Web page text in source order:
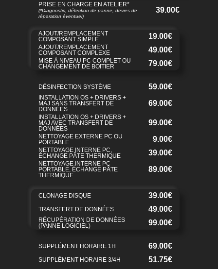
PRISE EN CHARGE EN ATELIER*
(*Diagnostic, détection de panne, devies de
réparation éventuel)
39.00€
AJOUT/REMPLACEMENT
COMPOSANT SIMPLE
19.00€
AJOUT/REMPLACEMENT
COMPOSANT COMPLEXE
49.00€
MISE À NIVEAU PC COMPLET OU
CHANGEMENT DE BOITIER
79.00€
DÉSINFECTION SYSTÈME 59.00€
INSTALLATION OS + DRIVERS +
MAJ SANS TRANSFERT DE
DONNÉES
69.00€
INSTALLATION OS + DRIVERS +
MAJ AVEC TRANSFERT DE
DONNÉES
99.00€
NETTOYAGE EXTERNE PC OU
PORTABLE
9.00€
NETTOYAGE INTERNE PC,
ÉCHANGE PÂTE THERMIQUE
39.00€
NETTOYAGE INTERNE PC
PORTABLE, ÉCHANGE PÂTE
THERMIQUE
89.00€
CLONAGE DISQUE 39.00€
TRANSFERT DE DONNÉES 49.00€
RÉCUPÉRATION DE DONNÉES
(PANNE LOGICIEL)
99.00€
SUPPLÉMENT HORAIRE 1H 69.00€
SUPPLÉMENT HORAIRE 3/4H 51.75€